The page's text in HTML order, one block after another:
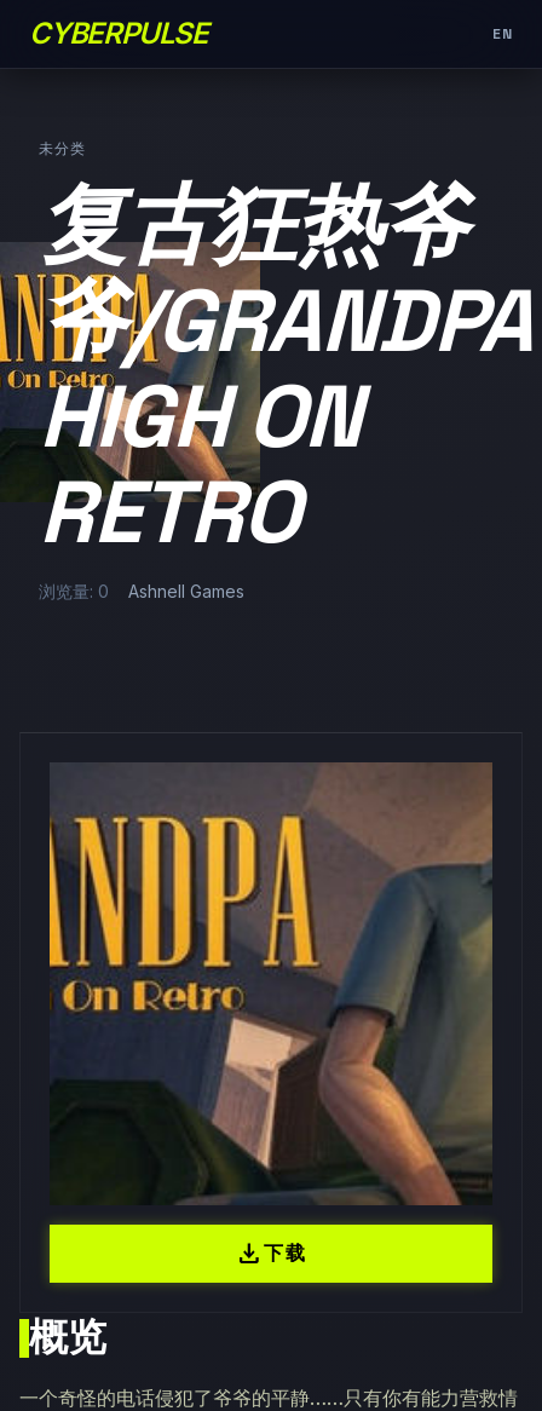
CYBERPULSE EN
未分类
复古狂热爷
爷/GRANDPA
HIGH ON
RETRO
浏览量: 0 Ashnell Games
概览
一个奇怪的电话侵犯了爷爷的平静……只有你有能力营救情
download下载